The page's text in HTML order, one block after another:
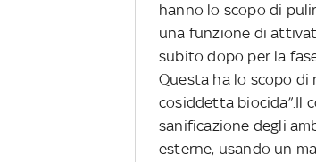
hanno lo scopo di
una funzione di
subito dopo per la
Questa ha lo scopo di
cosiddetta biocida”.Il
sanificazione degli
esterne, usando un